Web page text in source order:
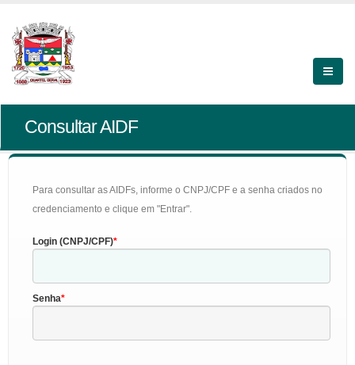
Consultar AIDF
Para consultar as AIDFs, informe o CNPJ/CPF e a senha criados no
credenciamento e clique em "Entrar".
Login (CNPJ/CPF)
Senha